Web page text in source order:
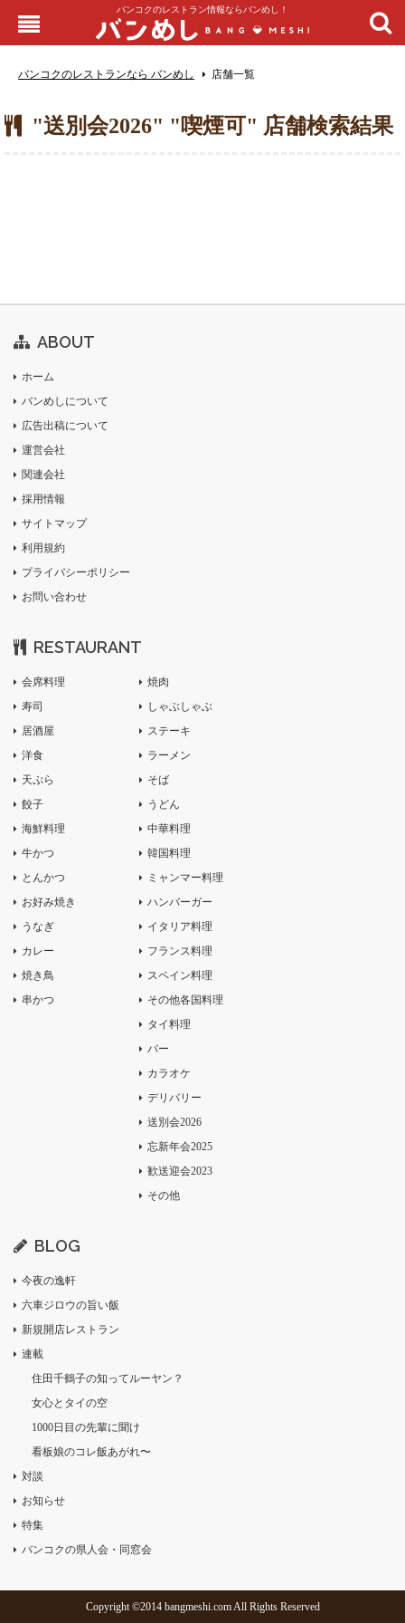
バンコクのレストラン情報ならバンめし！
バンコクのレストランなら バンめし 店舗一覧
"送別会2026" "喫煙可" 店舗検索結果
ABOUT
ホーム
バンめしについて
広告出稿について
運営会社
関連会社
採用情報
サイトマップ
利用規約
プライバシーポリシー
お問い合わせ
RESTAURANT
会席料理
寿司
居酒屋
洋食
天ぷら
餃子
海鮮料理
牛かつ
とんかつ
お好み焼き
うなぎ
カレー
焼き鳥
串かつ
焼肉
しゃぶしゃぶ
ステーキ
ラーメン
そば
うどん
中華料理
韓国料理
ミャンマー料理
ハンバーガー
イタリア料理
フランス料理
スペイン料理
その他各国料理
タイ料理
バー
カラオケ
デリバリー
送別会2026
忘新年会2025
歓送迎会2023
その他
BLOG
今夜の逸軒
六車ジロウの旨い飯
新規開店レストラン
連載
住田千鶴子の知ってルーヤン？
女心とタイの空
1000日目の先輩に聞け
看板娘のコレ飯あがれ〜
対談
お知らせ
特集
バンコクの県人会・同窓会
Copyright ©2014 bangmeshi.com All Rights Reserved